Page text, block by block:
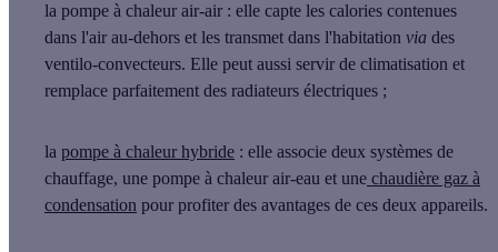
la pompe à chaleur air-air : elle capte les calories contenues
dans l'air au-dehors et les transmet dans l'habitation via des
ventilo-convecteurs. Elle peut aussi servir de climatisation et
remplace parfaitement des radiateurs électriques ;
la pompe à chaleur hybride : elle associe deux systèmes de
chauffage, une pompe à chaleur air-eau et une chaudière gaz à
condensation pour profiter des avantages de ces deux appareils.